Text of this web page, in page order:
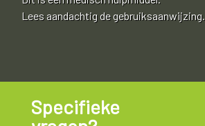
Lees aandachtig de gebruiksaanwijzing.
Specifieke